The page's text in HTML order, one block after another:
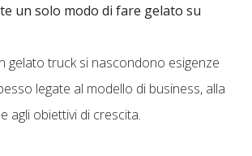
un solo modo di fare gelato su
gelato truck si nascondono esigenze
legate al modello di business, alla
agli obiettivi di crescita.